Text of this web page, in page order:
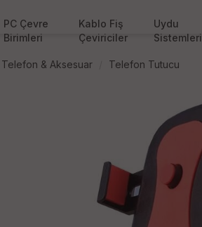
PC Çevre
Birimleri
Kablo Fiş
Çeviriciler
Uydu
Sistemleri
Telefon & Aksesuar Telefon Tutucu